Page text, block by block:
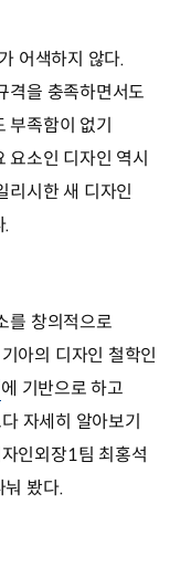
어색하지 않다.
격을 충족하면서도
족함이 없기
소인 디자인 역시
리시한 새 디자인
.
를 창의적으로
아의 디자인 철학인
에 기반으로 하고
자세히 알아보기
인외장1팀 최홍석
눠 봤다.